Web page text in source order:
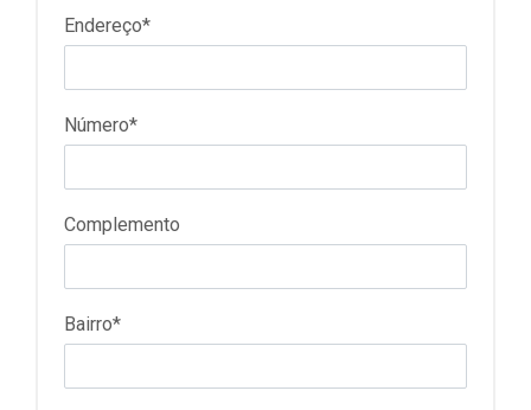
Endereço*
Número*
Complemento
Bairro*